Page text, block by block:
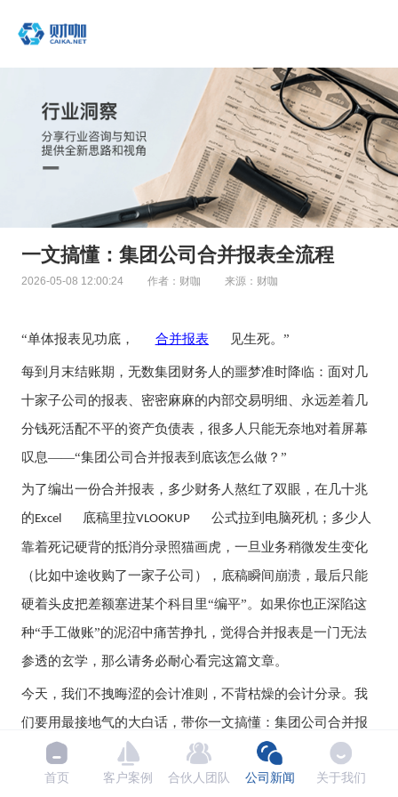
一文搞懂：集团公司合并报表全流程
2026-05-08 12:00:24 作者：财咖 来源：财咖
“单体报表见功底， 合并报表 见生死。”
每到月末结账期，无数集团财务人的噩梦准时降临：面对几
十家子公司的报表、密密麻麻的内部交易明细、永远差着几
分钱死活配不平的资产负债表，很多人只能无奈地对着屏幕
叹息——“集团公司合并报表到底该怎么做？”
为了编出一份合并报表，多少财务人熬红了双眼，在几十兆
的Excel 底稿里拉VLOOKUP 公式拉到电脑死机；多少人
靠着死记硬背的抵消分录照猫画虎，一旦业务稍微发生变化
（比如中途收购了一家子公司），底稿瞬间崩溃，最后只能
硬着头皮把差额塞进某个科目里“编平”。如果你也正深陷这
种“手工做账”的泥沼中痛苦挣扎，觉得合并报表是一门无法
参透的玄学，那么请务必耐心看完这篇文章。
今天，我们不拽晦涩的会计准则，不背枯燥的会计分录。我
们要用最接地气的大白话，带你一文搞懂：集团公司合并报
表全流程。只要你跟着我的“家庭账本”逻辑走，不仅能瞬间
打通合并报表的任督二脉，更会在文章的后半部分，接触到
首页 客户案例 合伙人团队 公司新闻 关于我们